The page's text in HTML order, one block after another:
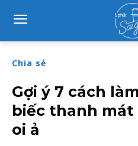
Chia sẻ
Gợi ý 7 cách
biếc thanh mát
oi ả